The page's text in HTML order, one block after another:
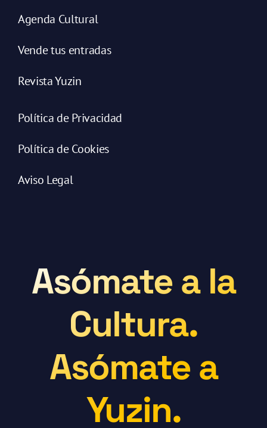
Agenda Cultural
Vende tus entradas
Revista Yuzin
Política de Privacidad
Política de Cookies
Aviso Legal
Asómate a la
Cultura.
Asómate a
Yuzin.